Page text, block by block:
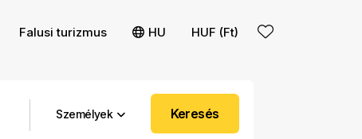
Falusi turizmus HU HUF (Ft)
Személyek Keresés